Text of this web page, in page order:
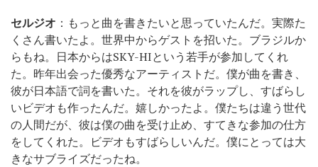
セルジオ ：もっと曲を書きたいと思っていたんだ。実際た
くさん書いたよ。世界中からゲストを招いた。ブラジルか
らもね。日本からはSKY-HIという若手が参加してくれ
た。昨年出会った優秀なアーティストだ。僕が曲を書き、
彼が日本語で詞を書いた。それを彼がラップし、すばらし
いビデオも作ったんだ。嬉しかったよ。僕たちは違う世代
の人間だが、彼は僕の曲を受け止め、すてきな参加の仕方
をしてくれた。ビデオもすばらしいんだ。僕にとっては大
きなサブライズだったね。